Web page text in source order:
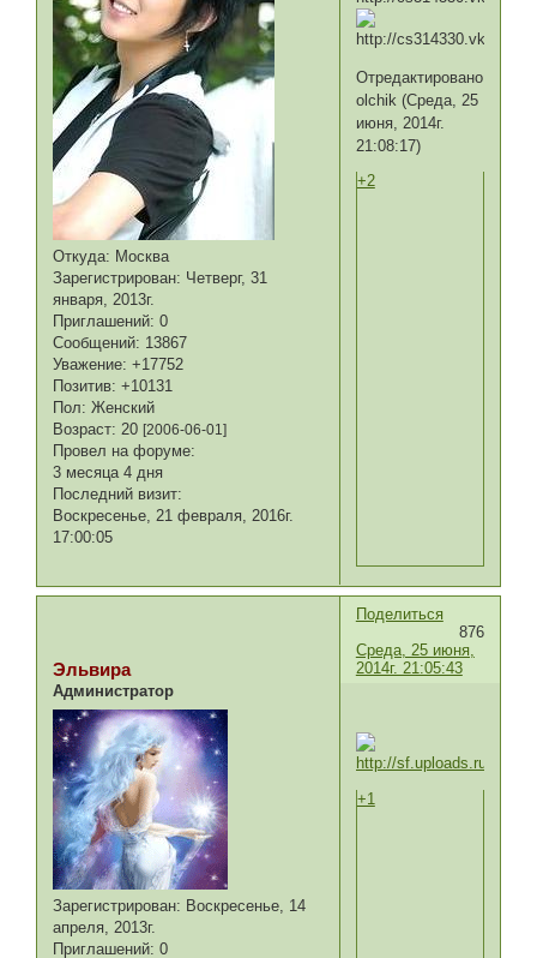
Откуда: Москва
Зарегистрирован: Четверг, 31
января, 2013г.
Приглашений: 0
Сообщений: 13867
Уважение: +17752
Позитив: +10131
Пол: Женский
Возраст: 20[2006-06-01]
Провел на форуме:
3 месяца 4 дня
Последний визит:
Воскресенье, 21 февраля, 2016г.
17:00:05
Отредактировано
olchik (Среда, 25
июня, 2014г.
21:08:17)
+2
Поделиться
876
Среда, 25 июня,
2014г. 21:05:43
Эльвира
Администратор
Зарегистрирован: Воскресенье, 14
апреля, 2013г.
Приглашений: 0
+1